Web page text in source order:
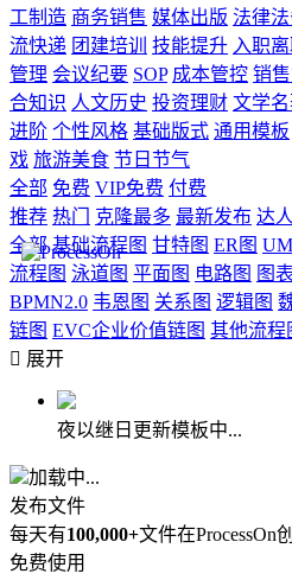
工制造 商务销售 媒体出版 法律
流快递 团建培训 技能提升 入职
管理 会议纪要 SOP 成本管控 销
合知识 人文历史 投资理财 文学
进阶 个性风格 基础版式 通用模板
戏 旅游美食 节日节气
全部 免费 VIP免费 付费
推荐 热门 克隆最多 最新发布 达
全部 基础流程图 甘特图 ER图
流程图 泳道图 平面图 电路图 图
BPMN2.0 韦恩图 关系图 逻辑图
链图 EVC企业价值链图 其他流程
 展开
夜以继日更新模板中...
加载中...
发布文件
每天有100,000+文件在ProcessOn
免费使用